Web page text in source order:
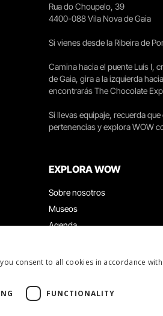
Rua do Choupelo, 39
4400-088 Vila Nova de Gaia
Si vienes desde la Ribeira de
Camina hacia el puente Luís I,
de Gaia, gira a la izquierda
encontrarás The Chocolate
Si llevas equipaje, recuerda
pertenencias y explora WOW
EXPLORA WOW
Sobre nosotros
Museos
Agenda
Restaurantes
Grupos y eventos
consent to all cookies in accordance
FUNCTIONALITY